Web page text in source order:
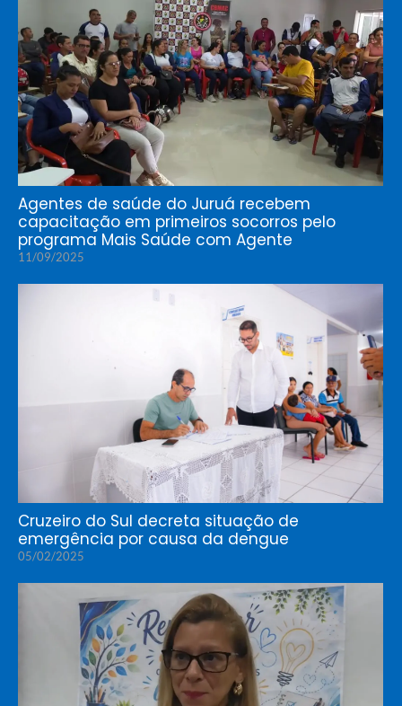
Agentes de saúde do Juruá recebem
capacitação em primeiros socorros pelo
programa Mais Saúde com Agente
11/09/2025
Cruzeiro do Sul decreta situação de
emergência por causa da dengue
05/02/2025